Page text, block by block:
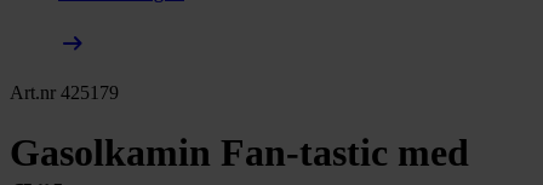
arrow_right_alt
Art.nr 425179
Gasolkamin Fan-tastic med